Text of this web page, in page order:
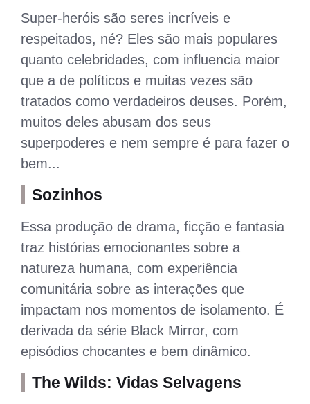
Super-heróis são seres incríveis e
respeitados, né? Eles são mais populares
quanto celebridades, com influencia maior
que a de políticos e muitas vezes são
tratados como verdadeiros deuses. Porém,
muitos deles abusam dos seus
superpoderes e nem sempre é para fazer o
bem...
Sozinhos
Essa produção de drama, ficção e fantasia
traz histórias emocionantes sobre a
natureza humana, com experiência
comunitária sobre as interações que
impactam nos momentos de isolamento. É
derivada da série Black Mirror, com
episódios chocantes e bem dinâmico.
The Wilds: Vidas Selvagens